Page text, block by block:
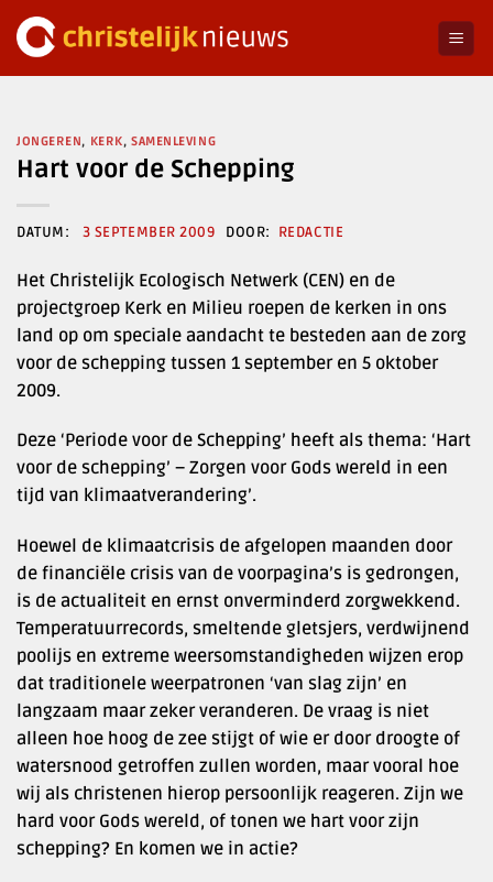
naar
JONGEREN, KERK, SAMENLEVING
Hart voor de Schepping
3 SEPTEMBER 2009 REDACTIE
Het Christelijk Ecologisch Netwerk (CEN) en de
projectgroep Kerk en Milieu roepen de kerken in ons
land op om speciale aandacht te besteden aan de zorg
voor de schepping tussen 1 september en 5 oktober
2009.
Deze ‘Periode voor de Schepping’ heeft als thema: ‘Hart
voor de schepping’ – Zorgen voor Gods wereld in een
tijd van klimaatverandering’.
Hoewel de klimaatcrisis de afgelopen maanden door
de financiële crisis van de voorpagina’s is gedrongen,
is de actualiteit en ernst onverminderd zorgwekkend.
Temperatuurrecords, smeltende gletsjers, verdwijnend
poolijs en extreme weersomstandigheden wijzen erop
dat traditionele weerpatronen ‘van slag zijn’ en
langzaam maar zeker veranderen. De vraag is niet
alleen hoe hoog de zee stijgt of wie er door droogte of
watersnood getroffen zullen worden, maar vooral hoe
wij als christenen hierop persoonlijk reageren. Zijn we
hard voor Gods wereld, of tonen we hart voor zijn
schepping? En komen we in actie?